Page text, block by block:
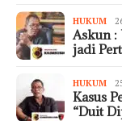
HUKUM
Askun :
jadi
HUKUM
Kasus
“Duit